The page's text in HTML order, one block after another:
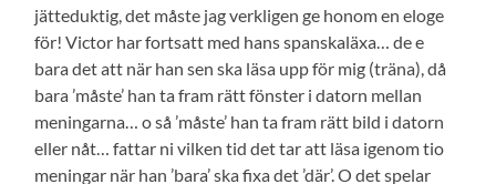
jätteduktig, det måste jag verkligen ge honom en eloge
för! Victor har fortsatt med hans spanskaläxa… de e
bara det att när han sen ska läsa upp för mig (träna), då
bara ’måste’ han ta fram rätt fönster i datorn mellan
meningarna… o så ’måste’ han ta fram rätt bild i datorn
eller nåt… fattar ni vilken tid det tar att läsa igenom tio
meningar när han ’bara’ ska fixa det ’där’. O det spelar